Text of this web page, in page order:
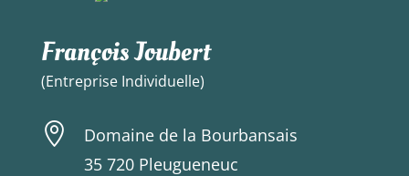
François Joubert
(Entreprise Individuelle)

Domaine de la Bourbansais
35 720 Pleugueneuc